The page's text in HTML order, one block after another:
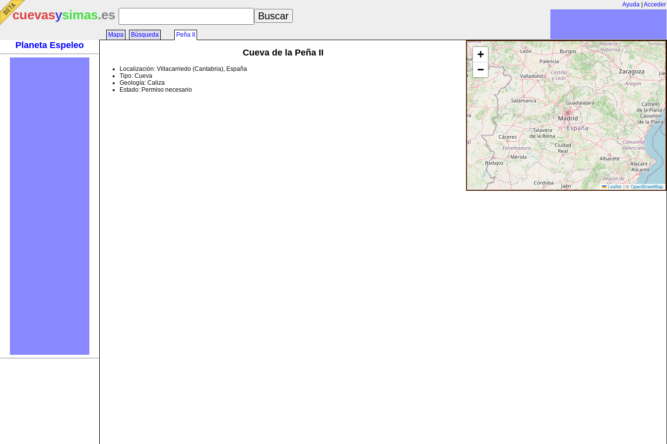
Ayuda Acceder
cuevasysimas.es
Planeta Espeleo
Mapa Búsqueda Peña II
+
−
Leaflet | © OpenStreetMap
Cueva de la Peña II
Localización: Villacarriedo (Cantabria), España
Tipo: Cueva
Geología: Caliza
Estado: Permiso necesario